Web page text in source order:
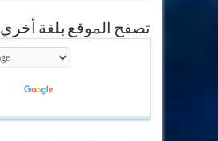
تصفح الموقع بلغة أخري